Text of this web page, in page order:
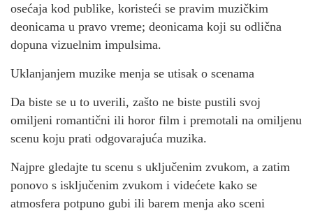
osećaja kod publike, koristeći se pravim muzičkim
deonicama u pravo vreme; deonicama koji su odlična
dopuna vizuelnim impulsima.
Uklanjanjem muzike menja se utisak o scenama
Da biste se u to uverili, zašto ne biste pustili svoj
omiljeni romantični ili horor film i premotali na omiljenu
scenu koju prati odgovarajuća muzika.
Najpre gledajte tu scenu s uključenim zvukom, a zatim
ponovo s isključenim zvukom i videćete kako se
atmosfera potpuno gubi ili barem menja ako sceni